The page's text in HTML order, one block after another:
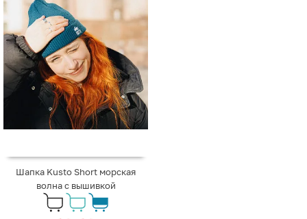
Шапка Kusto Short морская
волна с вышивкой